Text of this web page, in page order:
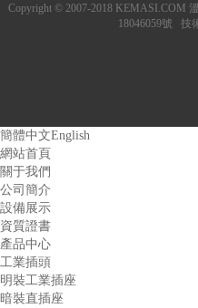
Copyright © 2007-2018 KEMASI.COM
18046059號 技
簡體中文English
網站首頁
關于我們
公司簡介
設備展示
資質證書
產品中心
工業插頭
明裝工業插座
暗裝直插座